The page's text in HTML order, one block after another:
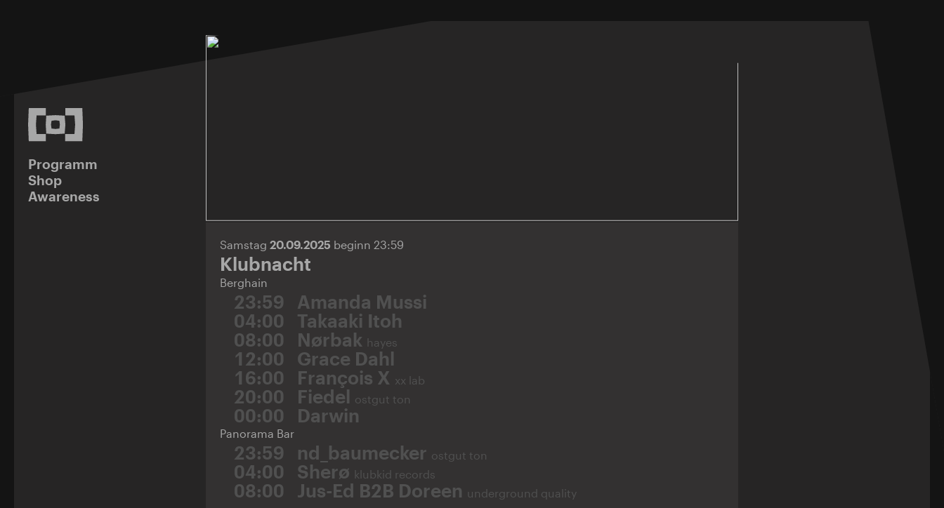
Programm
Shop
Awareness
Samstag 20.09.2025 beginn 23:59
Klubnacht
Berghain
23:59
Amanda Mussi
04:00
Takaaki Itoh
08:00
Nørbak hayes
12:00
Grace Dahl
16:00
François X xx lab
20:00 Fiedel ostgut ton
00:00 Darwin
Panorama Bar
23:59 nd_baumecker ostgut ton
04:00 Sherø klubkid records
08:00 Jus-Ed B2B Doreen underground quality